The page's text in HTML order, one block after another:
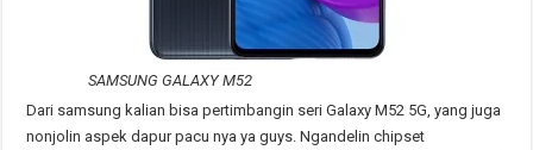
SAMSUNG GALAXY M52
Dari samsung kalian bisa pertimbangin seri Galaxy M52 5G, yang juga
nonjolin aspek dapur pacu nya ya guys. Ngandelin chipset